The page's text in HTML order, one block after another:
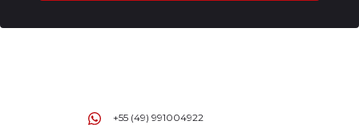
+55 (49) 991004922